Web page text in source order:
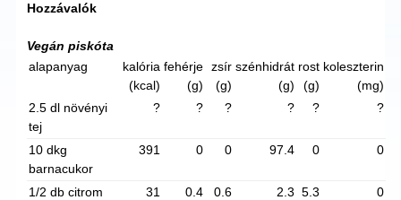
Hozzávalók
Vegán piskóta
alapanyag
kalória
(kcal)
fehérje
(g)
zsír
(g)
szénhidrát
(g)
rost
(g)
koleszterin
(mg)
2.5 dl növényi
tej
? ? ? ? ? ?
10 dkg
barnacukor
391 0 0 97.4 0 0
1/2 db citrom 31 0.4 0.6 2.3 5.3 0